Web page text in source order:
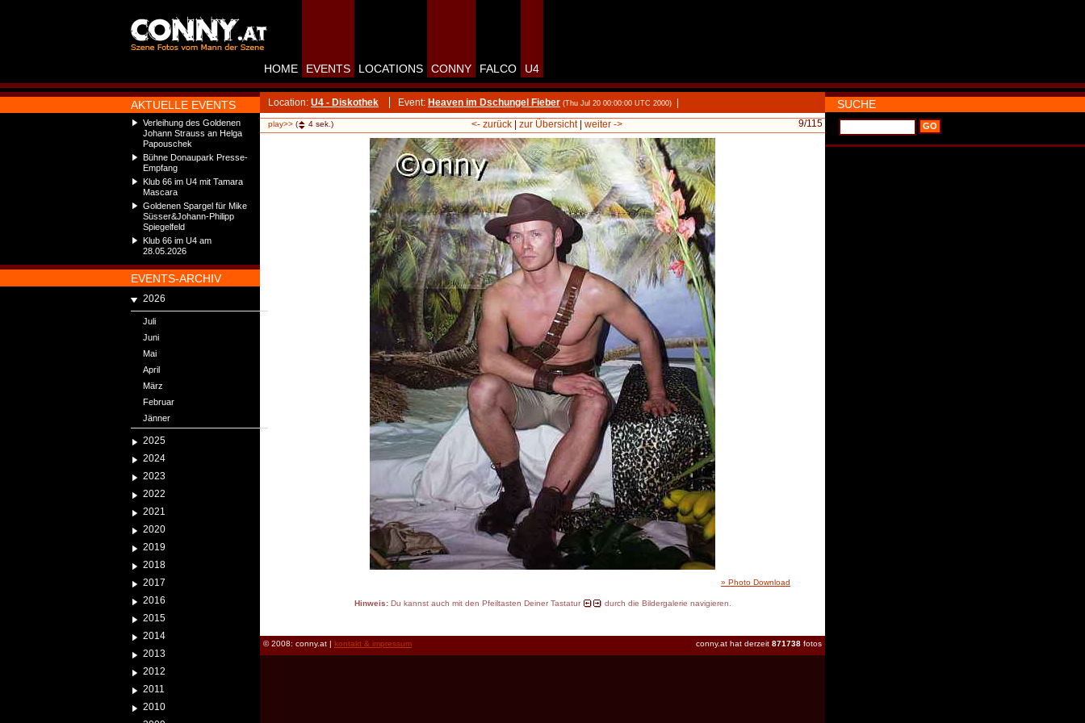
AKTUELLE EVENTS
Verleihung des Goldenen
Johann Strauss an Helga
Papouschek
Bühne Donaupark Presse-
Empfang
Klub 66 im U4 mit Tamara
Mascara
Goldenen Spargel für Mike
Süsser&Johann-Philipp
Spiegelfeld
Klub 66 im U4 am
28.05.2026
EVENTS-ARCHIV
2026
Juli
Juni
Mai
April
März
Februar
Jänner
2025
2024
2023
2022
2021
2020
2019
2018
2017
2016
2015
2014
2013
2012
2011
2010
HOME EVENTS LOCATIONS CONNY FALCO U4
Location: U4 - Diskothek Event: Heaven im Dschungel Fieber (Thu Jul 20 00:00:00 UTC 2000)
play>> ( 4 sek.) 9/115
<- zurück| zur Übersicht| weiter ->
» Photo Download
Hinweis:Du kannst auch mit den Pfeiltasten Deiner Tastatur durch die Bildergalerie navigieren.
conny.at hat derzeit 871738 fotos
© 2008: conny.at | kontakt & impressum
SUCHE